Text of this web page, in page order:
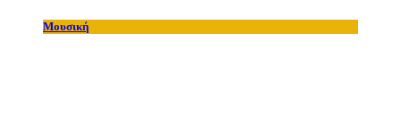
Μουσική